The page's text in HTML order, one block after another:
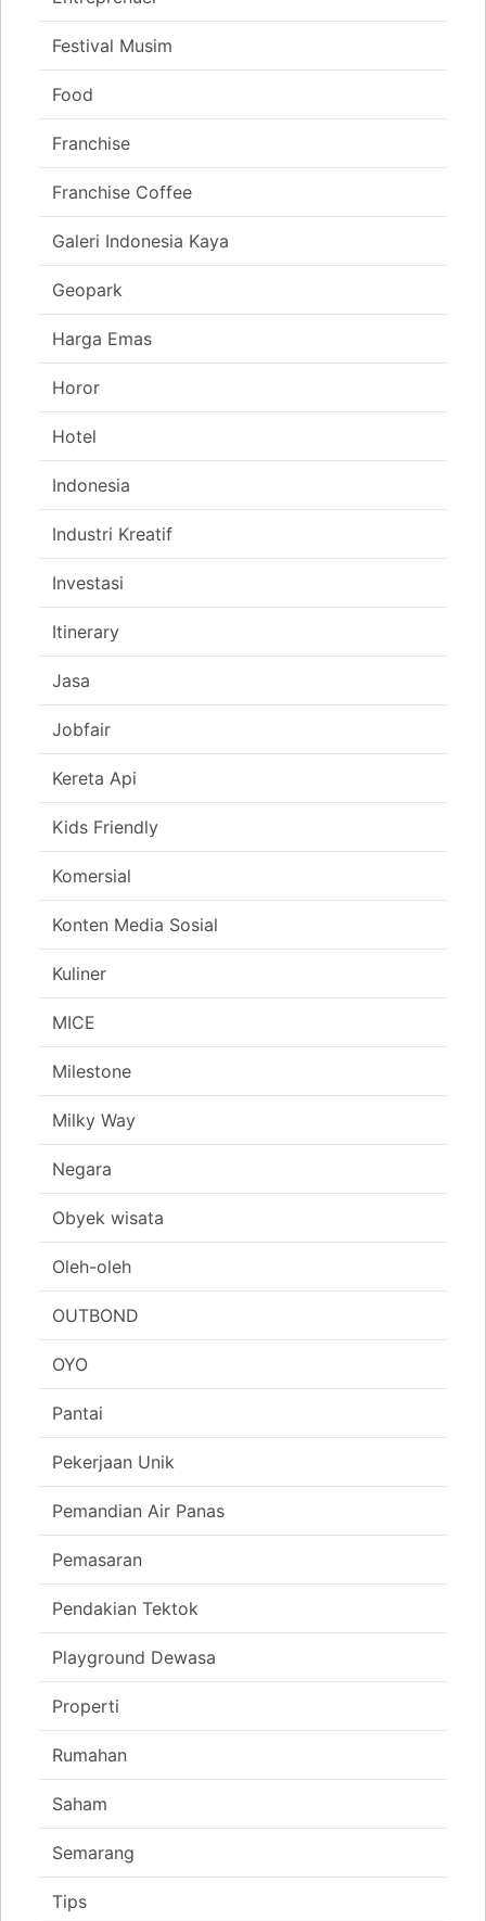
Festival Musim
Food
Franchise
Franchise Coffee
Galeri Indonesia Kaya
Geopark
Harga Emas
Horor
Hotel
Indonesia
Industri Kreatif
Investasi
Itinerary
Jasa
Jobfair
Kereta Api
Kids Friendly
Komersial
Konten Media Sosial
Kuliner
MICE
Milestone
Milky Way
Negara
Obyek wisata
Oleh-oleh
OUTBOND
OYO
Pantai
Pekerjaan Unik
Pemandian Air Panas
Pemasaran
Pendakian Tektok
Playground Dewasa
Properti
Rumahan
Saham
Semarang
Tips